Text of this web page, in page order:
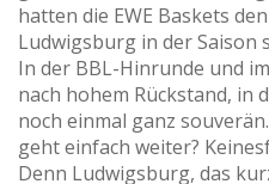
hatten die EWE Baskets
Ludwigsburg in der Saison
In der BBL-Hinrunde und
nach hohem Rückstand, in
noch einmal ganz
geht einfach weiter?
Denn Ludwigsburg, das